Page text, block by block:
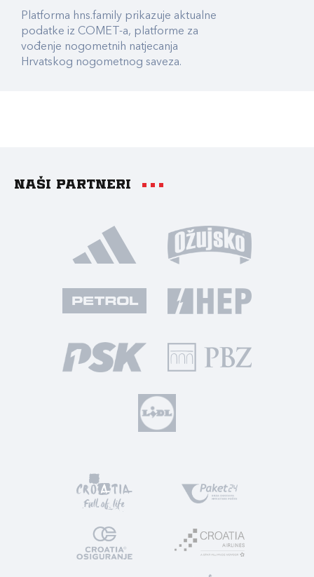
Platforma hns.family prikazuje aktualne
podatke iz COMET-a, platforme za
vođenje nogometnih natjecanja
Hrvatskog nogometnog saveza.
Naši partneri